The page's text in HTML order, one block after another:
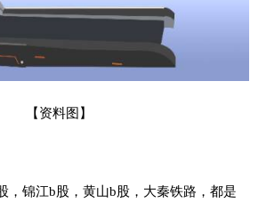
【资料图】
，锦江b股，黄山b股，大秦铁路，都是